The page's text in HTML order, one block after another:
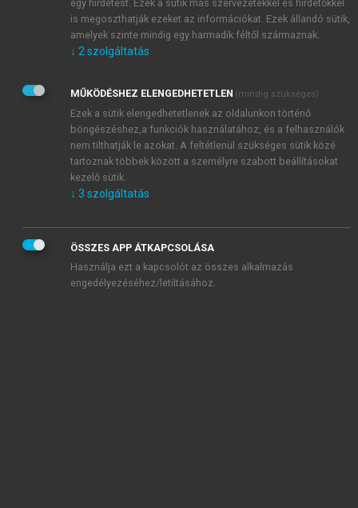
Kérek értesítést a MeRSZ újdonságairól, akcióiról.
Kérek értesítést az Akadémiai Kiadó Zrt. újdonságairól,
Adatkezelési tájékoztatóbanfoglaltakat tudomásul
veszem és elfogadom.
Általános vásárlási feltételeket, valamint a szotar.netés a
mersz.huoldalak licencszerződéseiben foglaltakat
tudomásul veszem és elfogadom.
KIPRÓBÁLOM
egy hirdetést. Ezek a sütik más szervezetekkel és hirdetőkkel
is megoszthatják ezeket az információkat. Ezek állandó sütik,
amelyek szinte mindig egy harmadik féltől származnak.
↓ 2 szolgáltatás
MŰKÖDÉSHEZ ELENGEDHETETLEN (mindig szükséges)
Ezek a sütik elengedhetetlenek az oldalunkon történő
böngészéshez,a funkciók használatához, és a felhasználók
nem tilthatják le azokat. A feltétlenül szükséges sütik közé
tartoznak többek között a személyre szabott beállításokat
kezelő sütik.
↓ 3 szolgáltatás
ÖSSZES APP ÁTKAPCSOLÁSA
Használja ezt a kapcsolót az összes alkalmazás
engedélyezéséhez/letiltásához.